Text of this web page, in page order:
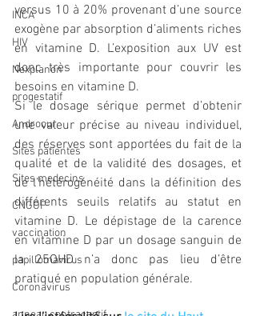
INCA
HIV
Nexplanon
progestatif
Androcur
Sites patientes
Sites medecins
CNGOF
vaccination
papillomavirus
Coronavirus
versus 10 à 20% provenant d’une source
exogène par absorption d’aliments riches
en vitamine D. L’exposition aux UV est
donc très importante pour couvrir les
besoins en vitamine D.
Si le dosage sérique permet d’obtenir
une valeur précise au niveau individuel,
des réserves sont apportées du fait de la
qualité et de la validité des dosages, et
de l’hétérogénéité dans la définition des
différents seuils relatifs au statut en
vitamine D. Le dépistage de la carence
en vitamine D par un dosage sanguin de
la 25OHD n’a donc pas lieu d’être
pratiqué en population générale.